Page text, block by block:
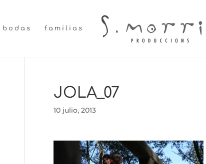
bodas familias
JOLA_07
10 julio, 2013